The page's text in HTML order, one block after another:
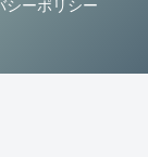
シーポリシー